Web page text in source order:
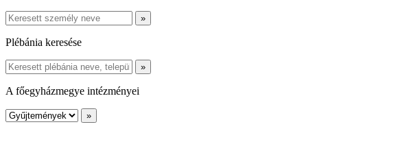
Plébánia keresése
A főegyházmegye intézményei